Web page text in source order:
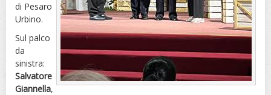
di Pesaro
Urbino.
Sul palco
da
sinistra:
Salvatore
Giannella,